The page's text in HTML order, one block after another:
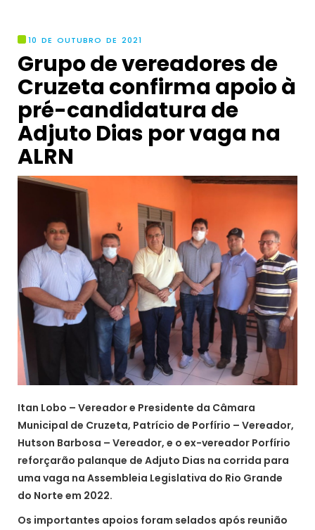
10 DE OUTUBRO DE 2021
Grupo de vereadores de
Cruzeta confirma apoio à
pré-candidatura de
Adjuto Dias por vaga na
ALRN
Itan Lobo – Vereador e Presidente da Câmara
Municipal de Cruzeta, Patrício de Porfírio – Vereador,
Hutson Barbosa – Vereador, e o ex-vereador Porfírio
reforçarão palanque de Adjuto Dias na corrida para
uma vaga na Assembleia Legislativa do Rio Grande
do Norte em 2022.
Os importantes apoios foram selados após reunião